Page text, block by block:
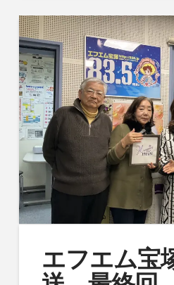
エフエム宝